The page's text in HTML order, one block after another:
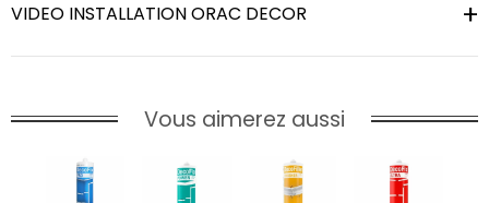
VIDEO INSTALLATION ORAC DECOR
Vous aimerez aussi